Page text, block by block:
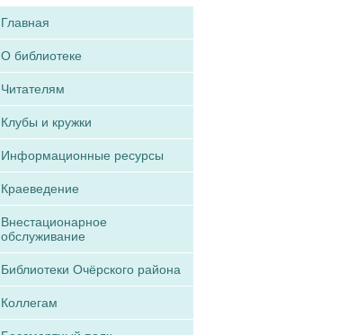
Главная
О библиотеке
Читателям
Клубы и кружки
Информационные ресурсы
Краеведение
Внестационарное
обслуживание
Библиотеки Очёрского района
Коллегам